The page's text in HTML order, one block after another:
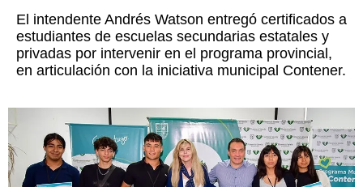
El intendente Andrés Watson entregó certificados a
estudiantes de escuelas secundarias estatales y
privadas por intervenir en el programa provincial,
en articulación con la iniciativa municipal Contener.